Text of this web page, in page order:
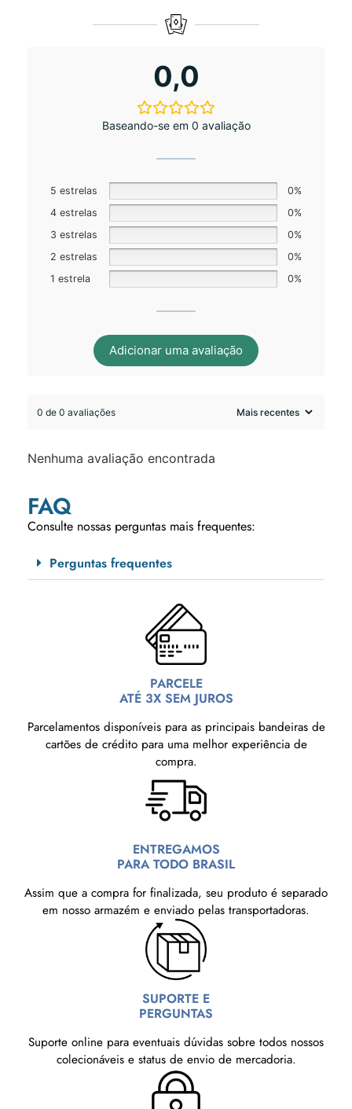
0,0
Baseando-se em 0 avaliação
5 estrelas
0%
4 estrelas
0%
3 estrelas
0%
2 estrelas
0%
1 estrela
0%
Adicionar uma avaliação
0 de 0 avaliações
Nenhuma avaliação encontrada
FAQ
Consulte nossas perguntas mais frequentes:
Perguntas frequentes
PARCELE
ATÉ 3X SEM JUROS
Parcelamentos disponíveis para as principais bandeiras de
cartões de crédito para uma melhor experiência de
compra.
ENTREGAMOS
PARA TODO BRASIL
Assim que a compra for finalizada, seu produto é separado
em nosso armazém e enviado pelas transportadoras.
SUPORTE E
PERGUNTAS
Suporte online para eventuais dúvidas sobre todos nossos
colecionáveis e status de envio de mercadoria.